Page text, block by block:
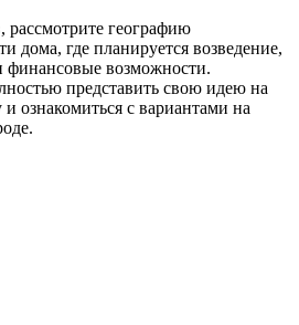
рассмотрите географию
дома, где планируется возведение,
финансовые возможности.
представить свою идею на
и ознакомиться с вариантами на